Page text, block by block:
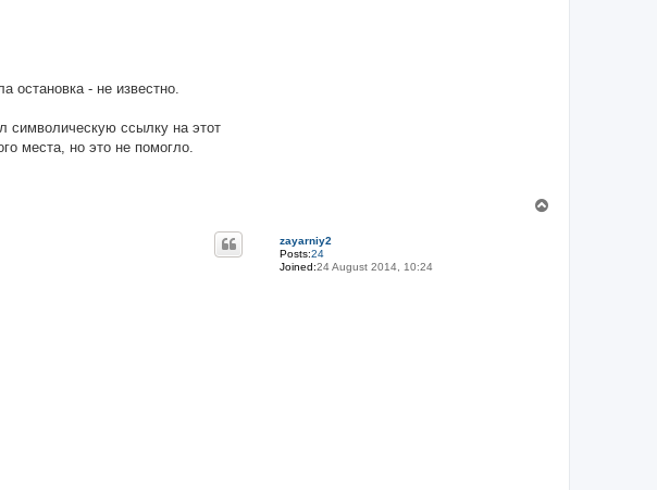
остановка - не известно.
символическую ссылку на этот
места, но это не помогло.
zayarniy2
Posts:24
Joined:24 August 2014, 10:24